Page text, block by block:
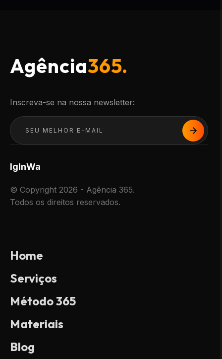
Agência365.
Inscreva-se na nossa newsletter:
IgInWa
© Copyright 2026 - Agência 365.
Todos os direitos reservados.
Home
Serviços
Método 365
Materiais
Blog